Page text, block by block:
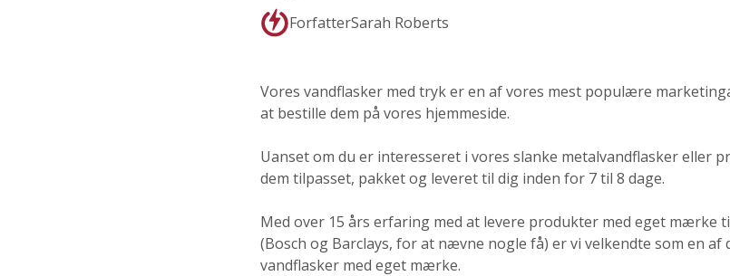
ForfatterSarah Roberts
Vores vandflasker med tryk er en af vores mest populære
at bestille dem på vores hjemmeside.
Uanset om du er interesseret i vores slanke metalvandflasker eller
dem tilpasset, pakket og leveret til dig inden for 7 til 8 dage.
Med over 15 års erfaring med at levere produkter med eget mærke
(Bosch og Barclays, for at nævne nogle få) er vi velkendte som en af
vandflasker med eget mærke.